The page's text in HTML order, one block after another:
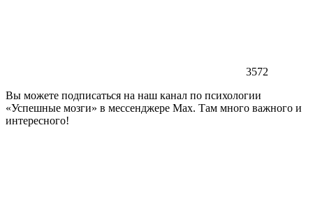
3572
Вы можете подписаться на наш канал по психологии
«Успешные мозги» в мессенджере Max. Там много важного и
интересного!